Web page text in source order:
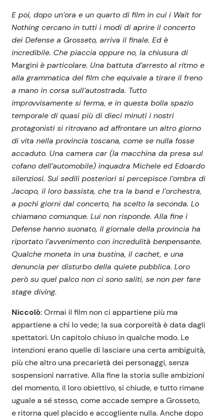
E poi, dopo un’ora e un quarto di film in cui i Wait for
Nothing cercano in tutti i modi di aprire il concerto
dei Defense a Grosseto, arriva il finale. Ed è
incredibile. Che piaccia oppure no, la chiusura di
Margini è particolare. Una battuta d’arresto al ritmo e
alla grammatica del film che equivale a tirare il freno
a mano in corsa sull’autostrada. Tutto
improvvisamente si ferma, e in questa bolla spazio
temporale di quasi più di dieci minuti i nostri
protagonisti si ritrovano ad affrontare un altro giorno
di vita nella provincia toscana, come se nulla fosse
accaduto. Una camera car (la macchina da presa sul
cofano dell’automobile) inquadra Michele ed Edoardo
silenziosi. Sui sedili posteriori si percepisce l’ombra di
Jacopo, il loro bassista, che tra la band e l’orchestra,
a pochi giorni dal concerto, ha scelto la seconda. Lo
chiamano comunque. Lui non risponde. Alla fine i
Defense hanno suonato, il giornale della provincia ha
riportato l’avvenimento con incredulità benpensante.
Qualche moneta in una bustina, il cachet, e una
denuncia per disturbo della quiete pubblica. Loro
però su quel palco non ci sono saliti, se non per fare
stage diving.
Niccolò: Ormai il film non ci appartiene più ma
appartiene a chi lo vede; la sua corporeità è data dagli
spettatori. Un capitolo chiuso in qualche modo. Le
intenzioni erano quelle di lasciare una certa ambiguità,
più che altro una precarietà dei personaggi, senza
sospensioni narrative. Alla fine la storia sulle ambizioni
del momento, il loro obiettivo, si chiude, e tutto rimane
uguale a sé stesso, come accade sempre a Grosseto,
e ritorna quel placido e accogliente nulla. Anche dopo